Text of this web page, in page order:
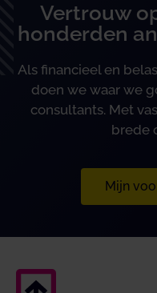
Vertrouw
honderden
Als financieel en
doen we waar we
consultants. Met
brede
Mijn